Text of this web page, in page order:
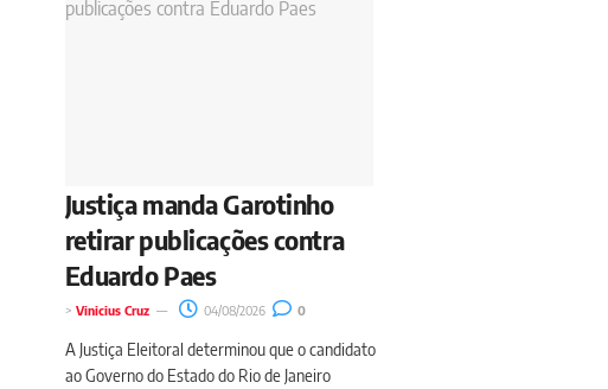
Justiça manda Garotinho
retirar publicações contra
Eduardo Paes
> Vinicius Cruz 04/08/2026 0
A Justiça Eleitoral determinou que o candidato
ao Governo do Estado do Rio de Janeiro